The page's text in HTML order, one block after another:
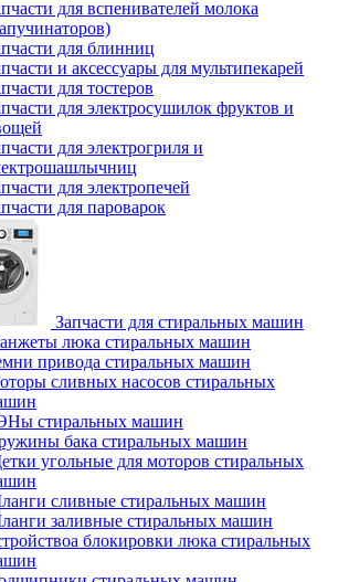
для вспенивателей молока
для блинниц
и аксессуары для мультипекарей
для тостеров
для электросушилок фруктов и
для электрогриля и
для электропечей
для пароварок
Запчасти для стиральных машин
люка стиральных машин
привода стиральных машин
сливных насосов стиральных
стиральных машин
бака стиральных машин
угольные для моторов стиральных
сливные стиральных машин
заливные стиральных машин
блокировки люка стиральных